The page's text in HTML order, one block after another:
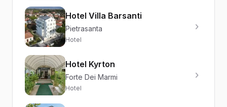
Hotel Villa Barsanti
Pietrasanta
Hotel
Hotel Kyrton
Forte Dei Marmi
Hotel